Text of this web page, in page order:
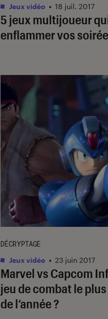
5 jeux multijoueur
enflammer vos
Jeux vidéo • 18 juil. 2017
Marvel vs Capcom
jeu de combat le
de l’année ?
DÉCRYPTAGE
Jeux vidéo • 23 juin 2017